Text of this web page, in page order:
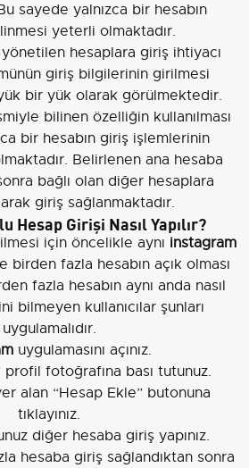
sayede yalnızca bir hesabın
yeterli olmaktadır.
hesaplara giriş ihtiyacı
giriş bilgilerinin girilmesi
bir yük olarak görülmektedir.
bilinen özelliğin kullanılması
bir hesabın giriş işlemlerinin
Belirlenen ana hesaba
bağlı olan diğer hesaplara
giriş sağlanmaktadır.
Hesap Girişi Nasıl Yapılır?
için öncelikle aynı instagram
birden fazla hesabın açık olması
fazla hesabın aynı anda nasıl
bilmeyen kullanıcılar şunları
uygulamalıdır.
uygulamasını açınız.
fotoğrafına bası tutunuz.
alan “Hesap Ekle” butonuna
tıklayınız.
diğer hesaba giriş yapınız.
hesaba giriş sağlandıktan sonra